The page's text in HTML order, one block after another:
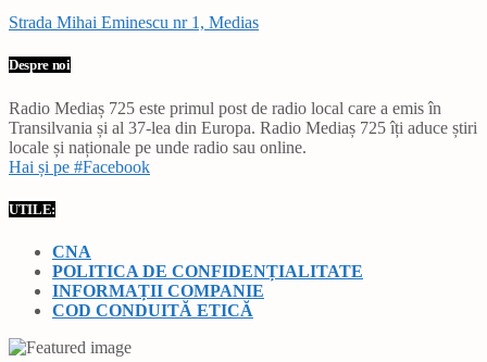
Strada Mihai Eminescu nr 1, Medias
Despre noi
Radio Mediaș 725 este primul post de radio local care a emis în
Transilvania și al 37-lea din Europa. Radio Mediaș 725 îți aduce știri
locale și naționale pe unde radio sau online.
Hai și pe #Facebook
UTILE:
CNA
POLITICA DE CONFIDENȚIALITATE
INFORMAȚII COMPANIE
COD CONDUITĂ ETICĂ